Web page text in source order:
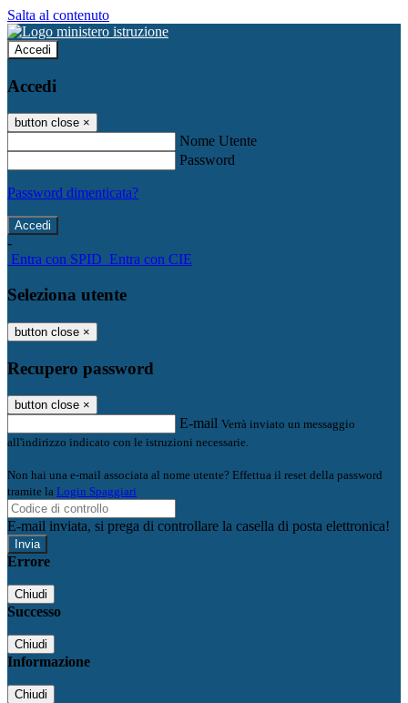
Salta al contenuto
Accedi
Accedi
button close ×
Nome Utente
Password
Password dimenticata?
-
Entra con SPID Entra con CIE
Seleziona utente
button close ×
Recupero password
button close ×
E-mail Verrà inviato un messaggio
all'indirizzo indicato con le istruzioni necessarie.
Non hai una e-mail associata al nome utente? Effettua il reset della password
tramite la Login Spaggiari
E-mail inviata, si prega di controllare la casella di posta elettronica!
Errore
Chiudi
Successo
Chiudi
Informazione
Chiudi